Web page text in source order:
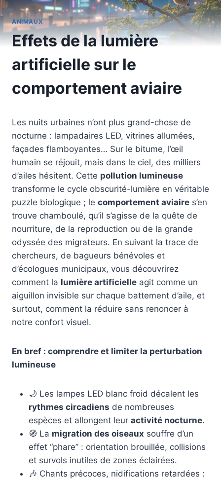
ANIMAUX
Effets de la lumière
artificielle sur le
comportement aviaire
Les nuits urbaines n’ont plus grand-chose de
nocturne : lampadaires LED, vitrines allumées,
façades flamboyantes… Sur le bitume, l’œil
humain se réjouit, mais dans le ciel, des milliers
d’ailes hésitent. Cette pollution lumineuse
transforme le cycle obscurité-lumière en véritable
puzzle biologique ; le comportement aviaire s’en
trouve chamboulé, qu’il s’agisse de la quête de
nourriture, de la reproduction ou de la grande
odyssée des migrateurs. En suivant la trace de
chercheurs, de bagueurs bénévoles et
d’écologues municipaux, vous découvrirez
comment la lumière artificielle agit comme un
aiguillon invisible sur chaque battement d’aile, et
surtout, comment la réduire sans renoncer à
notre confort visuel.
En bref : comprendre et limiter la perturbation
lumineuse
🌙 Les lampes LED blanc froid décalent les
rythmes circadiens de nombreuses
espèces et allongent leur activité nocturne.
🧭 La migration des oiseaux souffre d’un
effet “phare” : orientation brouillée, collisions
et survols inutiles de zones éclairées.
🎶 Chants précoces, nidifications retardées :